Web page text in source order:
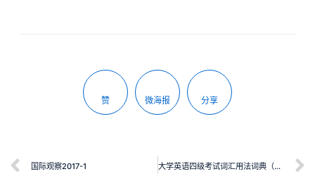
赞 微海报 分享
国际观察2017-1 大学英语四级考试词汇用法词典（第4版）